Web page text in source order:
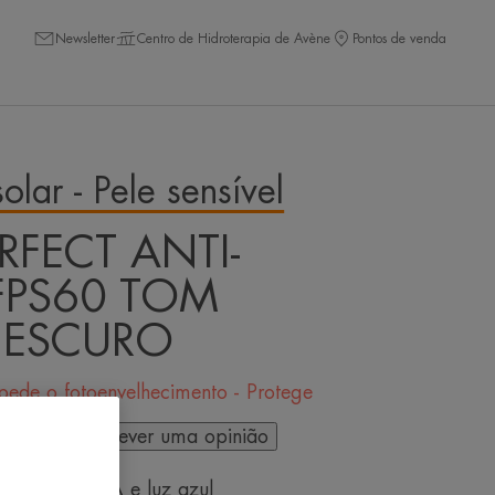
Newsletter Centro de Hidroterapia de Avène Pontos de venda
- Pele sensível
ANTI-
TOM
o fotoenvelhecimento - Protege
a escrever uma opinião
UVB, UVA e luz azul